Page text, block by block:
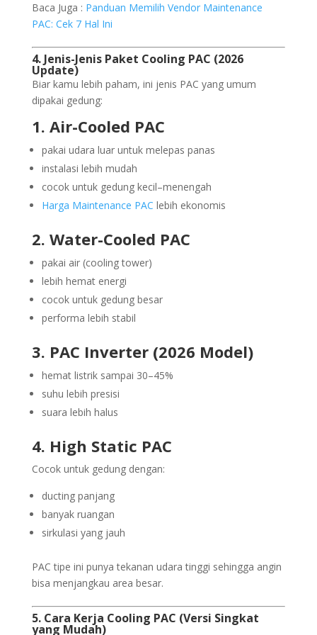
Baca Juga : Panduan Memilih Vendor Maintenance
PAC: Cek 7 Hal Ini
4. Jenis-Jenis Paket Cooling PAC (2026
Update)
Biar kamu lebih paham, ini jenis PAC yang umum
dipakai gedung:
1. Air-Cooled PAC
pakai udara luar untuk melepas panas
instalasi lebih mudah
cocok untuk gedung kecil–menengah
Harga Maintenance PAC lebih ekonomis
2. Water-Cooled PAC
pakai air (cooling tower)
lebih hemat energi
cocok untuk gedung besar
performa lebih stabil
3. PAC Inverter (2026 Model)
hemat listrik sampai 30–45%
suhu lebih presisi
suara lebih halus
4. High Static PAC
Cocok untuk gedung dengan:
ducting panjang
banyak ruangan
sirkulasi yang jauh
PAC tipe ini punya tekanan udara tinggi sehingga angin
bisa menjangkau area besar.
5. Cara Kerja Cooling PAC (Versi Singkat
yang Mudah)